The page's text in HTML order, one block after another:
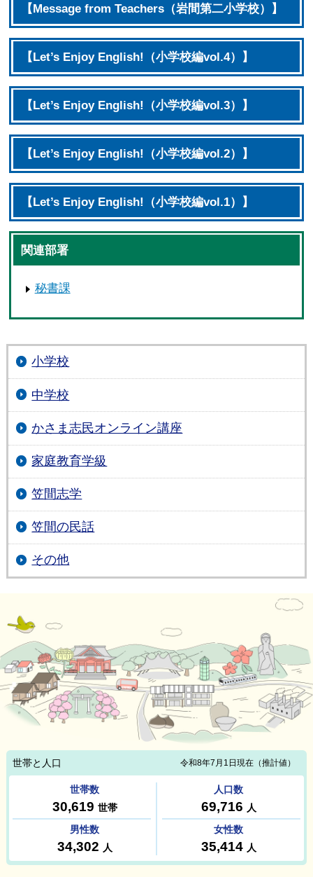
【Message from Teachers（岩間第二小学校）】
【Let’s Enjoy English!（小学校編vol.4）】
【Let’s Enjoy English!（小学校編vol.3）】
【Let’s Enjoy English!（小学校編vol.2）】
【Let’s Enjoy English!（小学校編vol.1）】
関連部署
秘書課
小学校
中学校
かさま志民オンライン講座
家庭教育学級
笠間志学
笠間の民話
その他